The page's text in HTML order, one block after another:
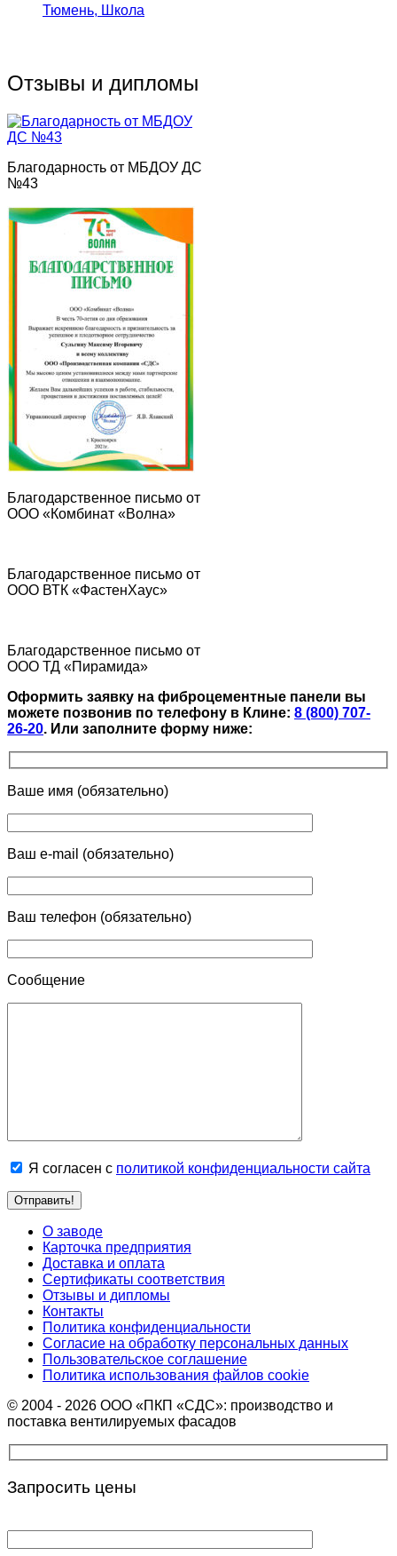
Тюмень, Школа
Отзывы и дипломы
Благодарность от МБДОУ ДС
№43
Благодарственное письмо от
ООО «Комбинат «Волна»
Благодарственное письмо от
ООО ВТК «ФастенХаус»
Благодарственное письмо от
ООО ТД «Пирамида»
Оформить заявку на фиброцементные панели вы
можете позвонив по телефону в Клине: 8 (800) 707-
26-20. Или заполните форму ниже:
Ваше имя (обязательно)
Ваш e-mail (обязательно)
Ваш телефон (обязательно)
Сообщение
Я согласен с политикой конфиденциальности сайта
О заводе
Карточка предприятия
Доставка и оплата
Сертификаты соответствия
Отзывы и дипломы
Контакты
Политика конфиденциальности
Согласие на обработку персональных данных
Пользовательское соглашение
Политика использования файлов cookie
© 2004 - 2026 ООО «ПКП «СДС»: производство и
поставка вентилируемых фасадов
Запросить цены